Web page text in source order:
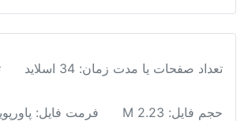
تعداد صفحات یا مدت زمان: 34 اسلاید
حجم فایل: 2.23 M فرمت فایل: